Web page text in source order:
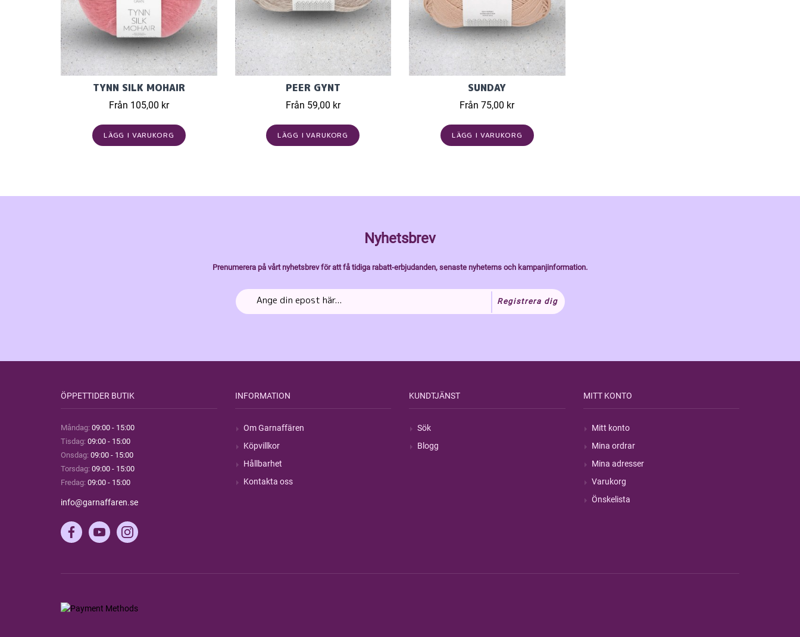
TYNN SILK MOHAIR
Från 105,00 kr
LÄGG I VARUKORG
PEER GYNT
Från 59,00 kr
LÄGG I VARUKORG
SUNDAY
Från 75,00 kr
LÄGG I VARUKORG
Nyhetsbrev
Prenumerera på vårt nyhetsbrev för att få tidiga rabatt-erbjudanden, senaste nyheterns och kampanjinformation.
Registrera dig
ÖPPETTIDER BUTIK
Måndag: 09:00 - 15:00
Tisdag: 09:00 - 15:00
Onsdag: 09:00 - 15:00
Torsdag: 09:00 - 15:00
Fredag: 09:00 - 15:00
info@garnaffaren.se
INFORMATION
Om Garnaffären
Köpvillkor
Hållbarhet
Kontakta oss
KUNDTJÄNST
Sök
Blogg
MITT KONTO
Mitt konto
Mina ordrar
Mina adresser
Varukorg
Önskelista